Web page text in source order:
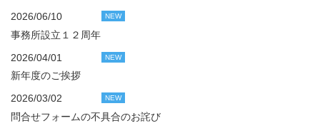
2026/06/10 NEW
事務所設立１２周年
2026/04/01 NEW
新年度のご挨拶
2026/03/02 NEW
問合せフォームの不具合のお詫び